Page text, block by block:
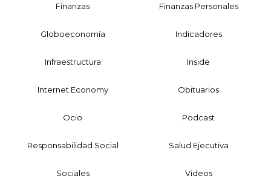
Finanzas Finanzas Personales
Globoeconomía Indicadores
Infraestructura Inside
Internet Economy Obituarios
Ocio Podcast
Responsabilidad Social Salud Ejecutiva
Sociales Videos